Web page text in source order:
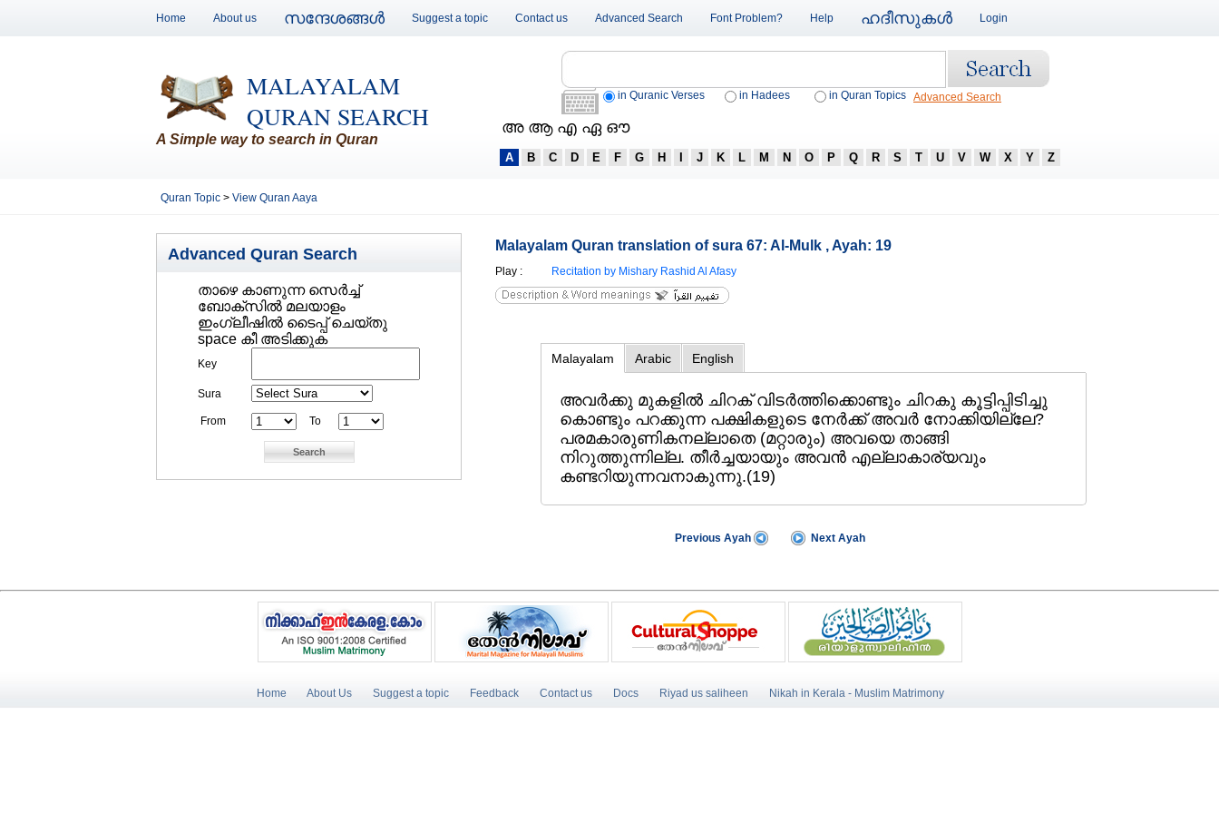
Home About us സന്ദേശങ്ങള്‍ Suggest a topic Contact us Advanced Search Font Problem? Help ഹദീസുകള്‍ Login
MALAYALAM
QURAN SEARCH
A Simple way to search in Quran
in Quranic Verses in Hadees in Quran Topics Advanced Search
അ ആ എ ഏ ഔ
A B C D E F G H J K L M N O P Q R S T U V W X Y Z
Quran Topic > View Quran Aaya
Advanced Quran Search
താഴെ കാണുന്ന സെര്‍ച്ച്‌
ബോക്സില്‍ മലയാളം
ഇംഗ്ലീഷില്‍ ടൈപ്പ് ചെയ്തു
space കീ അടിക്കുക
Key
Sura
From To
Malayalam Quran translation of sura 67: Al-Mulk , Ayah: 19
Play : Recitation by Mishary Rashid Al Afasy
Malayalam Arabic English
അവര്‍ക്കു മുകളില്‍ ചിറക്‌ വിടര്‍ത്തിക്കൊണ്ടും ചിറകു കൂട്ടിപ്പിടിച്ചു
കൊണ്ടും പറക്കുന്ന പക്ഷികളുടെ നേര്‍ക്ക്‌ അവര്‍ നോക്കിയില്ലേ?
പരമകാരുണികനല്ലാതെ (മറ്റാരും) അവയെ താങ്ങി
നിറുത്തുന്നില്ല. തീര്‍ച്ചയായും അവന്‍ എല്ലാകാര്യവും
കണ്ടറിയുന്നവനാകുന്നു.(19)
Previous Ayah Next Ayah
Home About Us Suggest a topic Feedback Contact us Docs Riyad us saliheen Nikah in Kerala - Muslim Matrimony